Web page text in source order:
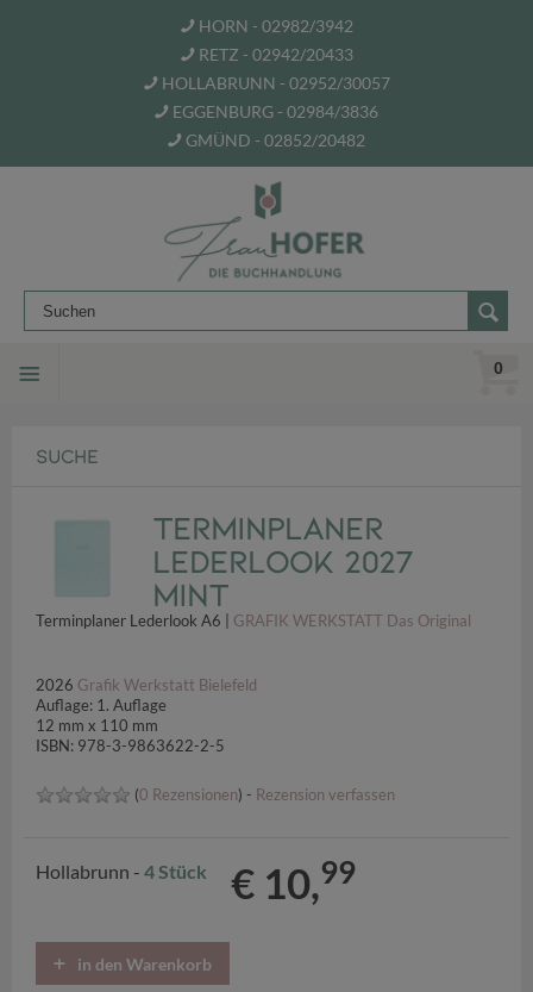
HORN - 02982/3942
RETZ - 02942/20433
HOLLABRUNN - 02952/30057
EGGENBURG - 02984/3836
GMÜND - 02852/20482
0
SUCHE
Terminplaner
Lederlook 2027
Mint
Terminplaner Lederlook A6 | GRAFIK WERKSTATT Das Original
2026 Grafik Werkstatt Bielefeld
Auflage: 1. Auflage
12 mm x 110 mm
ISBN: 978-3-9863622-2-5
(0 Rezensionen) - Rezension verfassen
Hollabrunn - 4 Stück € 10,99
in den Warenkorb